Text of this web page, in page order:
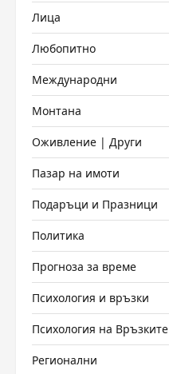
Лица
Любопитно
Международни
Монтана
Оживление | Други
Пазар на имоти
Подаръци и Празници
Политика
Прогноза за време
Психология и връзки
Психология на Връзките
Регионални